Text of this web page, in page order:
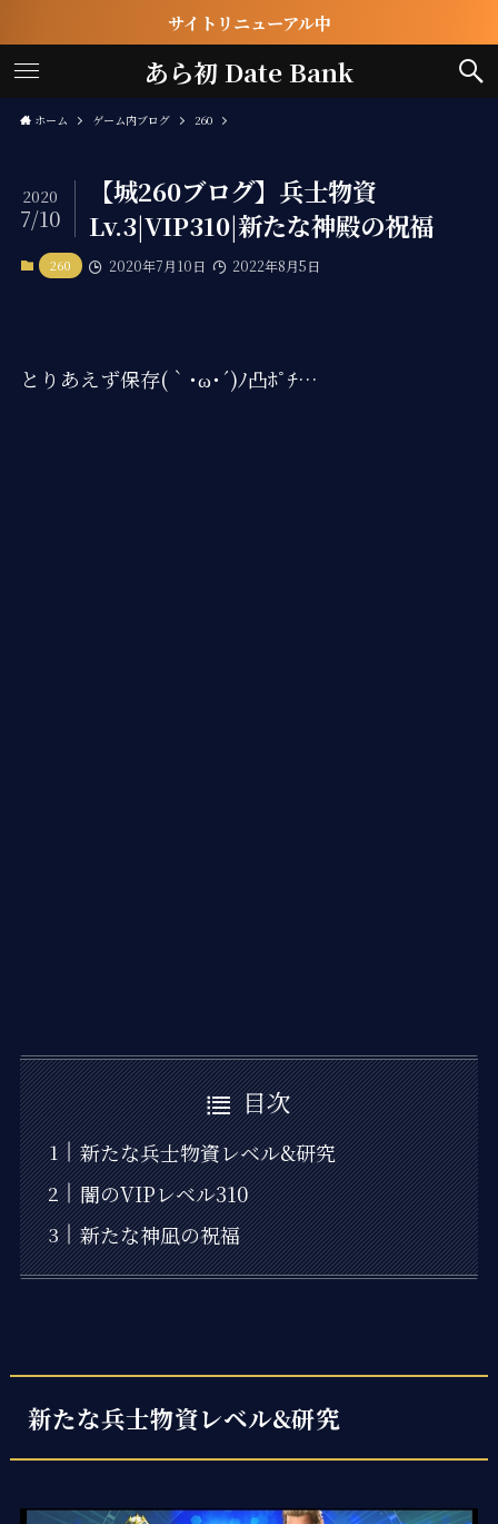
サイトリニューアル中
あら初 Date Bank
ホーム ゲーム内ブログ 260
【城260ブログ】兵士物資
Lv.3|VIP310|新たな神殿の祝福
2020
7/10
260 2020年7月10日 2022年8月5日
とりあえず保存(｀･ω･´)ﾉ凸ﾎﾟﾁ…
目次
新たな兵士物資レベル&研究
闇のVIPレベル310
新たな神凪の祝福
新たな兵士物資レベル&研究